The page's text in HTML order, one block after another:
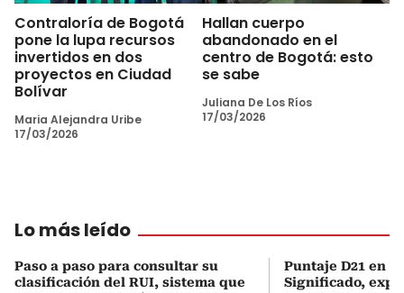
Contraloría de Bogotá
pone la lupa recursos
invertidos en dos
proyectos en Ciudad
Bolívar
Maria Alejandra Uribe
17/03/2026
Hallan cuerpo
abandonado en el
centro de Bogotá: esto
se sabe
Juliana De Los Ríos
17/03/2026
Lo más leído
Paso a paso para consultar su
clasificación del RUI, sistema que
Puntaje D21 en
Significado,